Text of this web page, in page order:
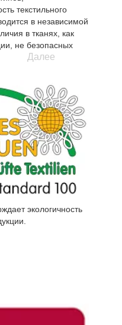
текстильного
в независимой
в тканях, как
не безопасных
Далее
экологичность